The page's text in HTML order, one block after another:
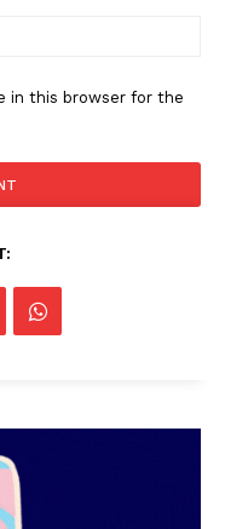
in this browser for the